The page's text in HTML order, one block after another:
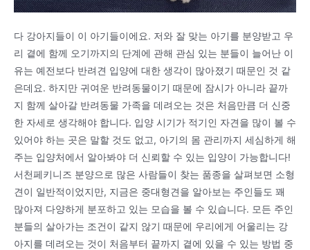
다 강아지들이 이 아기들이에요. 저와 잘 맞는 아기를 분양받고 우
리 곁에 함께 오기까지의 단계에 관해 관심 있는 분들이 늘어난 이
유는 예전보다 반려견 입양에 대한 생각이 많아졌기 때문인 것 같
은데요. 하지만 귀여운 반려동물이기 때문에 잠시가 아니라 끝까
지 함께 살아갈 반려동물 가족을 데려오는 것은 처음만큼 더 신중
한 자세로 생각해야 합니다. 입양 시기가 적기인 자견을 많이 볼 수
있어야 하는 곳은 말할 것도 없고, 아기의 몸 관리까지 세심하게 해
주는 입양처에서 알아봐야 더 신뢰할 수 있는 입양이 가능합니다!
서천페키니즈 분양으로 많은 사람들이 찾는 품종을 살펴보면 소형
견이 일반적이었지만, 지금은 중대형견을 알아보는 주인들도 꽤
많아져 다양하게 분포하고 있는 모습을 볼 수 있습니다. 모든 주인
분들의 살아가는 조건이 같지 않기 때문에 우리에게 어울리는 강
아지를 데려오는 것이 처음부터 끝까지 곁에 있을 수 있는 방법 중